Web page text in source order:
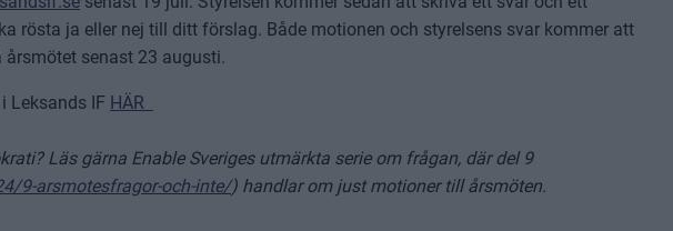
rösta ja eller nej till ditt förslag. Både motionen och styrelsens svar kommer att
senast 23 augusti.
Leksands IF HÄR
Läs gärna Enable Sveriges utmärkta serie om frågan, där del 9
9-arsmotesfragor-och-inte/) handlar om just motioner till årsmöten.